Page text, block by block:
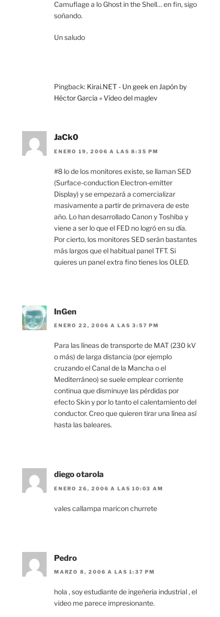
Camuflage a lo Ghost in the Shell… en fin, sigo
soñando.
Un saludo
Pingback: Kirai.NET - Un geek en Japón by
Héctor García » Vídeo del maglev
JaCk0
ENERO 19, 2006 A LAS 8:35 PM
#8 lo de los monitores existe, se llaman SED
(Surface-conduction Electron-emitter
Display) y se empezará a comercializar
masivamente a partir de primavera de este
año. Lo han desarrollado Canon y Toshiba y
viene a ser lo que el FED no logró en su día.
Por cierto, los monitores SED serán bastantes
más largos que el habitual panel TFT. Si
quieres un panel extra fino tienes los OLED.
InGen
ENERO 22, 2006 A LAS 3:57 PM
Para las líneas de transporte de MAT (230 kV
o más) de larga distancia (por ejemplo
cruzando el Canal de la Mancha o el
Mediterráneo) se suele emplear corriente
continua que disminuye las pérdidas por
efecto Skin y por lo tanto el calentamiento del
conductor. Creo que quieren tirar una línea así
hasta las baleares.
diego otarola
ENERO 26, 2006 A LAS 10:03 AM
vales callampa maricon churrete
Pedro
MARZO 8, 2006 A LAS 1:37 PM
hola , soy estudiante de ingeñeria industrial , el
video me parece impresionante.